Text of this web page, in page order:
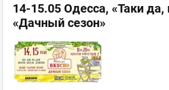
14-15.05 Одесса, «Таки да,
«Дачный сезон»